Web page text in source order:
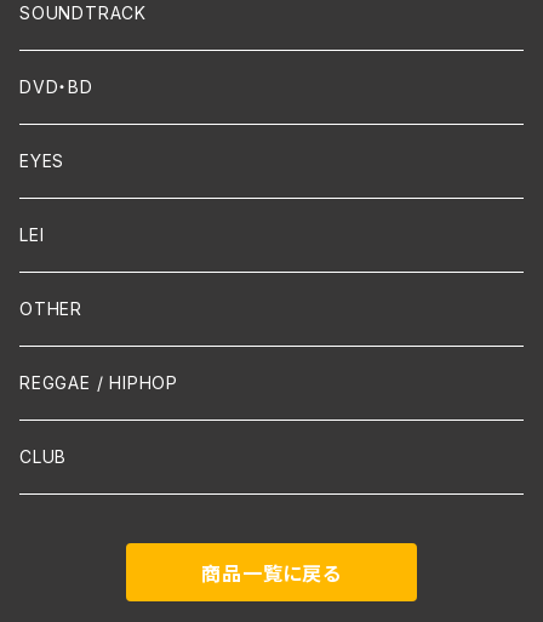
Dixie / New Orleans
FUNK
Flute
Violin
Cello
Guitar / Ukulele
Mandolin
声楽
吹奏楽
Contemporary / Avangarde
SOUNDTRACK
DVD・BD
EYES
LEI
OTHER
REGGAE / HIPHOP
CLUB
商品一覧に戻る